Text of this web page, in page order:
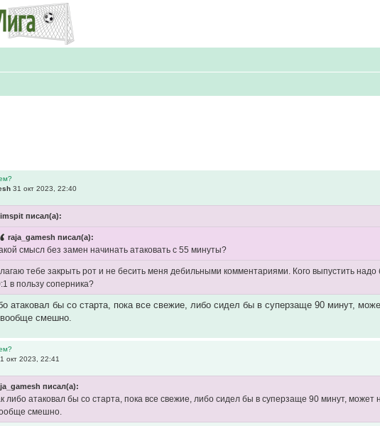
31 окт 2023, 22:40
писал(а):
raja_gamesh писал(а):
смысл без замен начинать атаковать с 55 минуты?
тебе закрыть рот и не бесить меня дебильными комментариями. Кого выпустить
в пользу соперника?
атаковал бы со старта, пока все свежие, либо сидел бы в суперзаще 90 минут,
смешно.
окт 2023, 22:41
писал(а):
либо атаковал бы со старта, пока все свежие, либо сидел бы в суперзаще 90 минут,
смешно.